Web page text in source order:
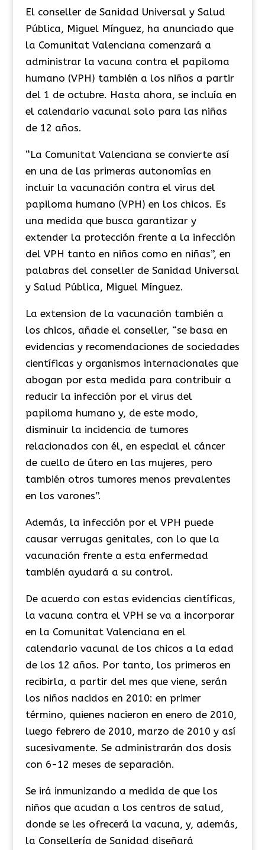
El conseller de Sanidad Universal y Salud
Pública, Miguel Mínguez, ha anunciado que
la Comunitat Valenciana comenzará a
administrar la vacuna contra el papiloma
humano (VPH) también a los niños a partir
del 1 de octubre. Hasta ahora, se incluía en
el calendario vacunal solo para las niñas
de 12 años.
“La Comunitat Valenciana se convierte así
en una de las primeras autonomías en
incluir la vacunación contra el virus del
papiloma humano (VPH) en los chicos. Es
una medida que busca garantizar y
extender la protección frente a la infección
del VPH tanto en niños como en niñas”, en
palabras del conseller de Sanidad Universal
y Salud Pública, Miguel Mínguez.
La extension de la vacunación también a
los chicos, añade el conseller, “se basa en
evidencias y recomendaciones de sociedades
científicas y organismos internacionales que
abogan por esta medida para contribuir a
reducir la infección por el virus del
papiloma humano y, de este modo,
disminuir la incidencia de tumores
relacionados con él, en especial el cáncer
de cuello de útero en las mujeres, pero
también otros tumores menos prevalentes
en los varones”.
Además, la infección por el VPH puede
causar verrugas genitales, con lo que la
vacunación frente a esta enfermedad
también ayudará a su control.
De acuerdo con estas evidencias científicas,
la vacuna contra el VPH se va a incorporar
en la Comunitat Valenciana en el
calendario vacunal de los chicos a la edad
de los 12 años. Por tanto, los primeros en
recibirla, a partir del mes que viene, serán
los niños nacidos en 2010: en primer
término, quienes nacieron en enero de 2010,
luego febrero de 2010, marzo de 2010 y así
sucesivamente. Se administrarán dos dosis
con 6-12 meses de separación.
Se irá inmunizando a medida de que los
niños que acudan a los centros de salud,
donde se les ofrecerá la vacuna, y, además,
la Consellería de Sanidad diseñará